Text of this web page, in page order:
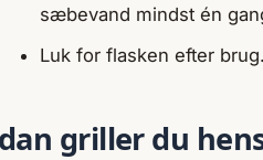
sæbevand mindst én
Luk for flasken efter brug.
griller du